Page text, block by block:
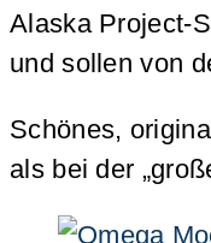
Alaska Project-
und sollen von
Schönes,
als bei der